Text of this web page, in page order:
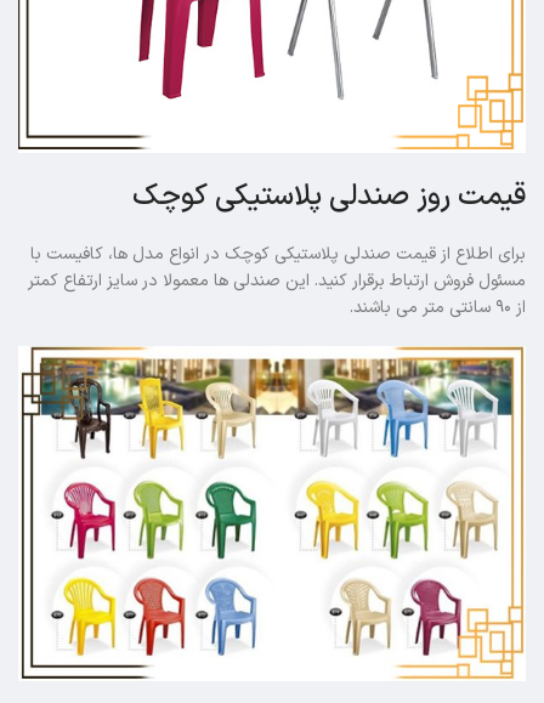
قیمت روز صندلی پلاستیکی کوچک
برای اطلاع از قیمت صندلی پلاستیکی کوچک در انواع مدل ها، کافیست با
مسئول فروش ارتباط برقرار کنید. این صندلی ها معمولا در سایز ارتفاع کمتر
از ۹۰ سانتی متر می باشند.